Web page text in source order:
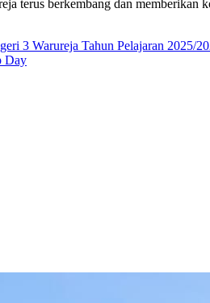
terus berkembang dan memberikan
3 Warureja Tahun Pelajaran 2025/
Day